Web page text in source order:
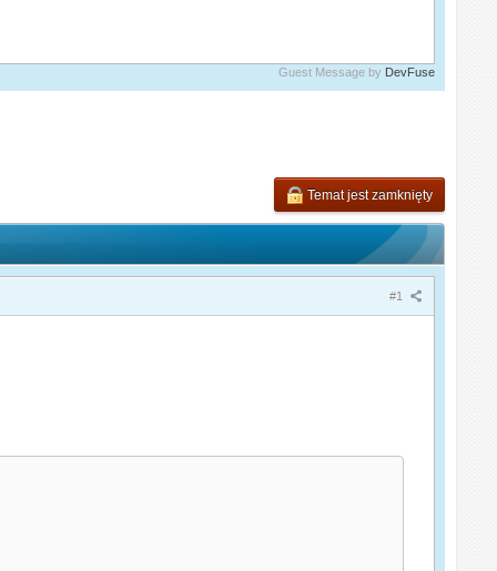
Guest Message by DevFuse
Temat jest zamknięty
#1